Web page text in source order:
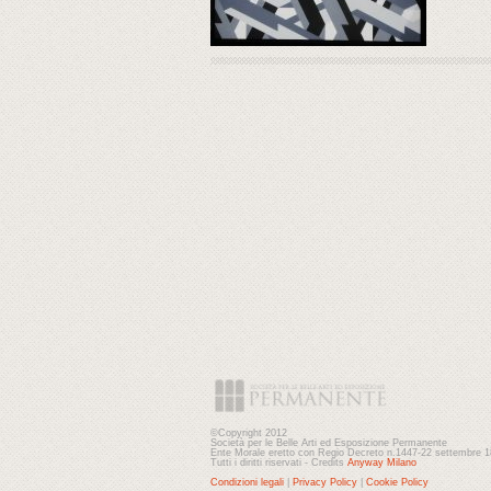
©Copyright 2012
Società per le Belle Arti ed Esposizione Permanente
Ente Morale eretto con Regio Decreto n.1447-22 settembre
Tutti i diritti riservati - Credits Anyway Milano
Condizioni legali
Privacy Policy Cookie Policy